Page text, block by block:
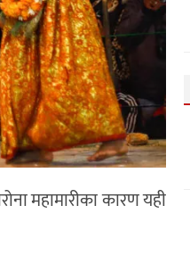
महामारीका कारण यही